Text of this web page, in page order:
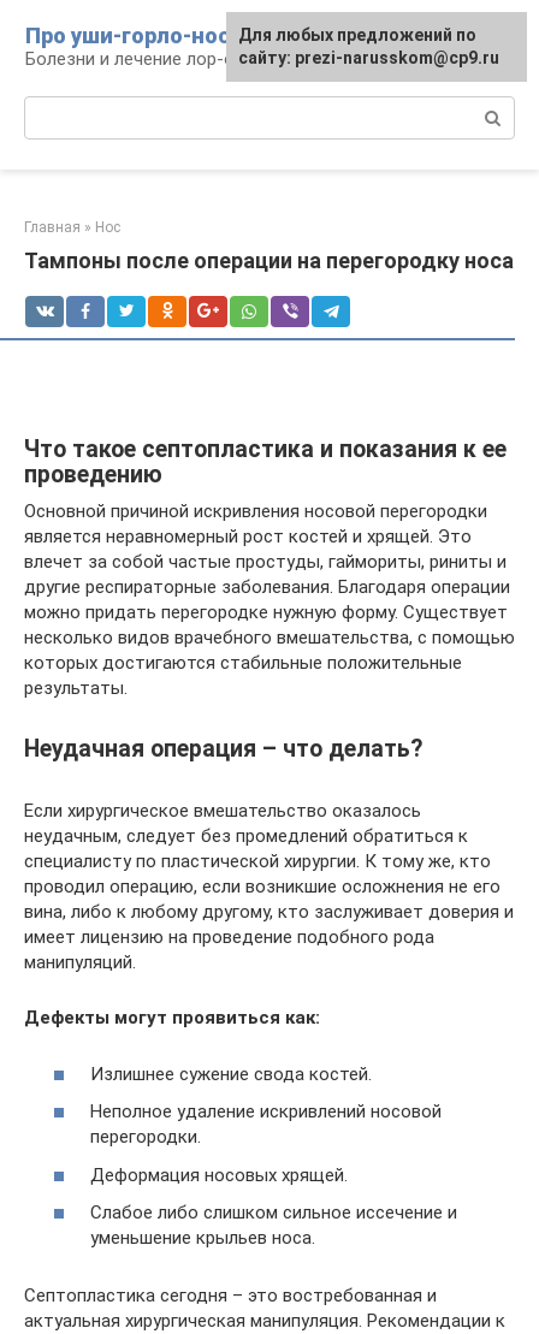
контенту
Про уши-горло-нос
Болезни и лечение лор-органов
Главная » Нос
Тампоны после операции на перегородку носа
Что такое септопластика и показания к ее
проведению
Основной причиной искривления носовой перегородки
является неравномерный рост костей и хрящей. Это
влечет за собой частые простуды, гаймориты, риниты и
другие респираторные заболевания. Благодаря операции
можно придать перегородке нужную форму. Существует
несколько видов врачебного вмешательства, с помощью
которых достигаются стабильные положительные
результаты.
Неудачная операция – что делать?
Если хирургическое вмешательство оказалось
неудачным, следует без промедлений обратиться к
специалисту по пластической хирургии. К тому же, кто
проводил операцию, если возникшие осложнения не его
вина, либо к любому другому, кто заслуживает доверия и
имеет лицензию на проведение подобного рода
манипуляций.
Дефекты могут проявиться как:
Излишнее сужение свода костей.
Неполное удаление искривлений носовой
перегородки.
Деформация носовых хрящей.
Слабое либо слишком сильное иссечение и
уменьшение крыльев носа.
Септопластика сегодня – это востребованная и
актуальная хирургическая манипуляция. Рекомендации к
Для любых предложений по
сайту: prezi-narusskom@cp9.ru